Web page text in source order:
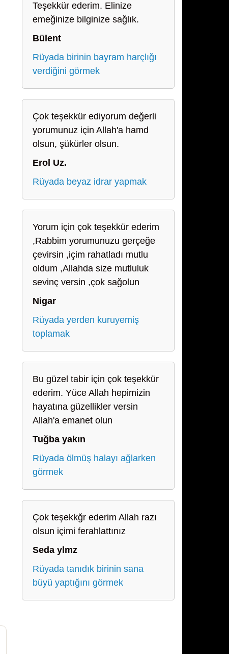
Teşekkür ederim. Elinize
emeğinize bilginize sağlık.
Bülent
Rüyada birinin bayram harçlığı
verdiğini görmek
Çok teşekkür ediyorum değerli
yorumunuz için Allah'a hamd
olsun, şükürler olsun.
Erol Uz.
Rüyada beyaz idrar yapmak
Yorum için çok teşekkür ederim
,Rabbim yorumunuzu gerçeğe
çevirsin ,içim rahatladı mutlu
oldum ,Allahda size mutluluk
sevinç versin ,çok sağolun
Nigar
Rüyada yerden kuruyemiş
toplamak
Bu güzel tabir için çok teşekkür
ederim. Yüce Allah hepimizin
hayatına güzellikler versin
Allah'a emanet olun
Tuğba yakın
Rüyada ölmüş halayı ağlarken
görmek
Çok teşekkğr ederim Allah razı
olsun içimi ferahlattınız
Seda ylmz
Rüyada tanıdık birinin sana
büyü yaptığını görmek